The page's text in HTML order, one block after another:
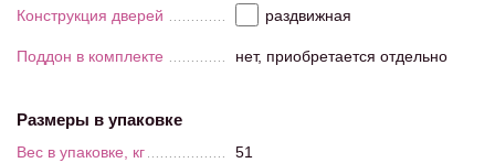
Конструкция дверей раздвижная
Поддон в комплекте нет, приобретается отдельно
Размеры в упаковке
Вес в упаковке, кг 51